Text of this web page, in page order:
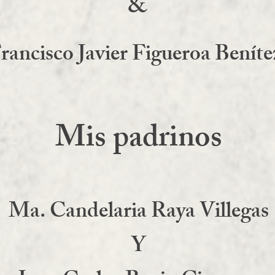
&
Javier Figueroa
Mis padrinos
Ma. Candelaria Raya Villegas
Y